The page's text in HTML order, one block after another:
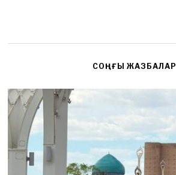
СОҢҒЫ ЖАЗБАЛАР